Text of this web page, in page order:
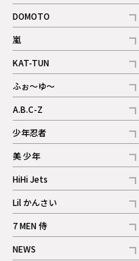
記事
DOMOTO
記事
嵐
記事
KAT-TUN
記事
ふぉ～ゆ～
記事
A.B.C-Z
記事
ギャラリー
少年忍者
記事
美 少年
記事
HiHi Jets
記事
Lil かんさい
記事
7 MEN 侍
記事
NEWS